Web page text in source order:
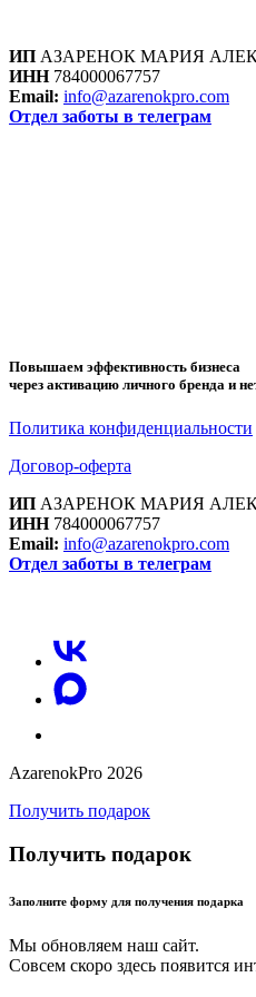
ИП АЗАРЕНОК МАРИЯ
ИНН784000067757
Email: info@azarenokpro.com
Отдел заботы в телеграм
Повышаем эффективность бизнеса
через активацию личного бренда и
Политика конфиденциальности
Договор-оферта
ИП АЗАРЕНОК МАРИЯ
ИНН784000067757
Email: info@azarenokpro.com
Отдел заботы в телеграм
AzarenokPro 2026
Получить подарок
Получить подарок
Заполните форму для получения подарка
Мы обновляем наш сайт.
Совсем скоро здесь появится